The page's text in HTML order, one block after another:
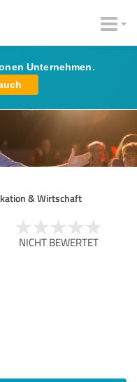
Unternehmen.
& Wirtschaft
NICHT BEWERTET